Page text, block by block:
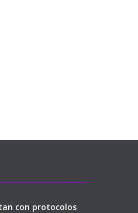
con protocolos